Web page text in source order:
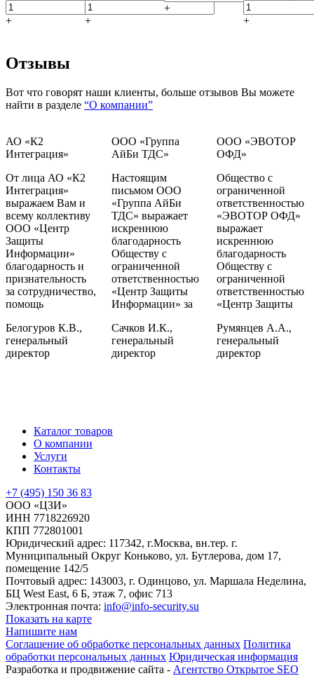
+ +
+
+
Отзывы
Вот что говорят наши клиенты, больше отзывов Вы можете
найти в разделе “О компании”
АО «К2
Интеграция»
От лица АО «К2
Интеграция»
выражаем Вам и
всему коллективу
ООО «Центр
Защиты
Информации»
благодарность и
признательность
за сотрудничество,
помощь
Белогуров К.В.,
генеральный
директор
ООО «Группа
АйБи ТДС»
Настоящим
письмом ООО
«Группа АйБи
ТДС» выражает
искреннюю
благодарность
Обществу с
ограниченной
ответственностью
«Центр Защиты
Информации» за
Сачков И.К.,
генеральный
директор
ООО «ЭВОТОР
ОФД»
Общество с
ограниченной
ответственностью
«ЭВОТОР ОФД»
выражает
искреннюю
благодарность
Обществу с
ограниченной
ответственностью
«Центр Защиты
Румянцев А.А.,
генеральный
директор
Каталог товаров
О компании
Услуги
Контакты
+7 (495) 150 36 83
ООО «ЦЗИ»
ИНН 7718226920
КПП 772801001
Юридический адрес: 117342, г.Москва, вн.тер. г.
Муниципальный Округ Коньково, ул. Бутлерова, дом 17,
помещение 142/5
Почтовый адрес: 143003, г. Одинцово, ул. Маршала Неделина,
БЦ West East, 6 Б, этаж 7, офис 713
Электронная почта: info@info-security.su
Показать на карте
Напишите нам
Соглашение об обработке персональных данных Политика
обработки персональных данных Юридическая информация
Разработка и продвижение сайта - Агентство Открытое SEO